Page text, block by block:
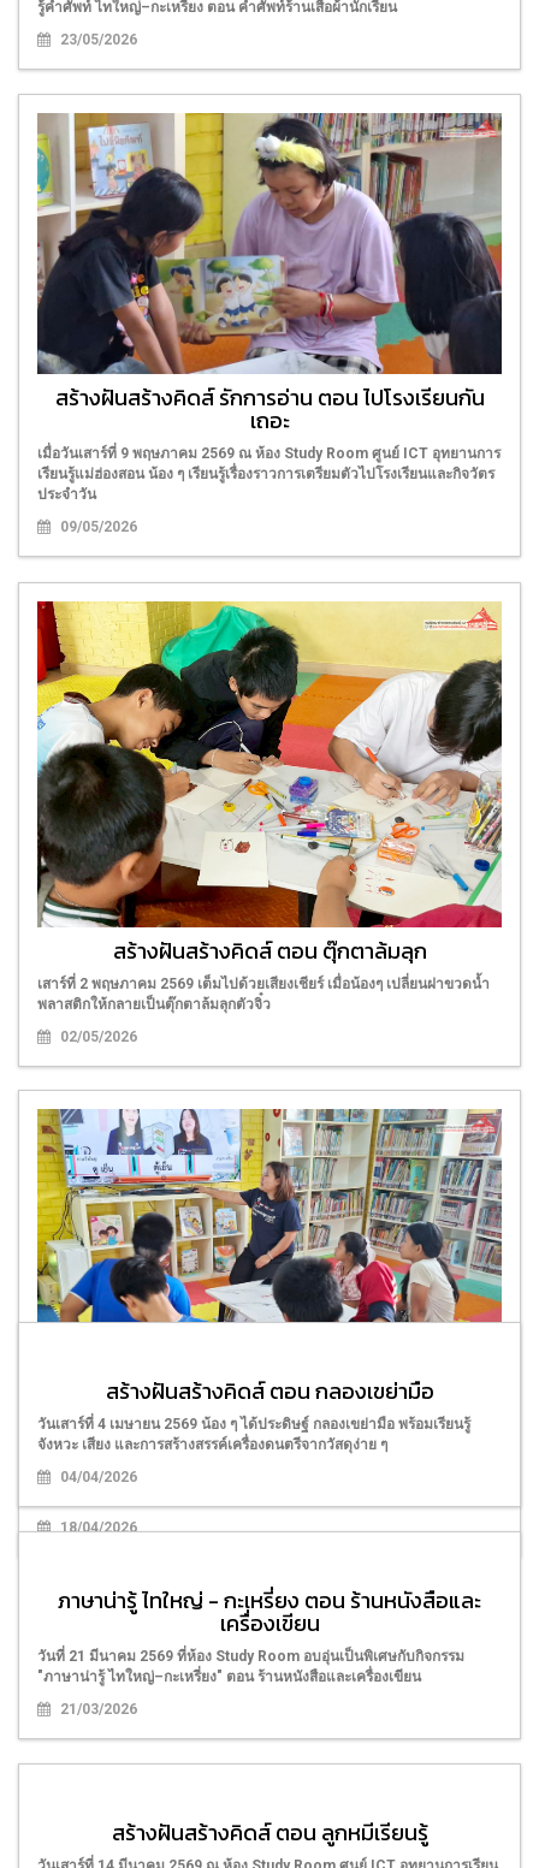
รู้คำศัพท์ ไทใหญ่–กะเหรี่ยง ตอน คำศัพท์ร้านเสื้อผ้านักเรียน
23/05/2026
สร้างฝันสร้างคิดส์ รักการอ่าน ตอน ไปโรงเรียนกัน
เถอะ
เมื่อวันเสาร์ที่ 9 พฤษภาคม 2569 ณ ห้อง Study Room ศูนย์ ICT อุทยานการ
เรียนรู้แม่ฮ่องสอน น้อง ๆ เรียนรู้เรื่องราวการเตรียมตัวไปโรงเรียนและกิจวัตร
ประจำวัน
09/05/2026
สร้างฝันสร้างคิดส์ ตอน ตุ๊กตาล้มลุก
เสาร์ที่ 2 พฤษภาคม 2569 เต็มไปด้วยเสียงเชียร์ เมื่อน้องๆ เปลี่ยนฝาขวดน้ำ
พลาสติกให้กลายเป็นตุ๊กตาล้มลุกตัวจิ๋ว
02/05/2026
ภาษาน่ารู้ ไทใหญ่ - กะเหรี่ยง ตอน คำศัพท์จากร้านขาย
เครื่องใช้ไฟฟ้า
ในวันที่ 18 เมษายน 2569 ณ ห้อง Study Room กับกิจกรรม “ภาษาน่ารู้ ไท
18/04/2026
สร้างฝันสร้างคิดส์ ตอน กลองเขย่ามือ
วันเสาร์ที่ 4 เมษายน 2569 น้อง ๆ ได้ประดิษฐ์ กลองเขย่ามือ พร้อมเรียนรู้
จังหวะ เสียง และการสร้างสรรค์เครื่องดนตรีจากวัสดุง่าย ๆ
04/04/2026
ภาษาน่ารู้ ไทใหญ่ - กะเหรี่ยง ตอน ร้านหนังสือและ
เครื่องเขียน
วันที่ 21 มีนาคม 2569 ที่ห้อง Study Room อบอุ่นเป็นพิเศษกับกิจกรรม
"ภาษาน่ารู้ ไทใหญ่–กะเหรี่ยง" ตอน ร้านหนังสือและเครื่องเขียน
21/03/2026
สร้างฝันสร้างคิดส์ ตอน ลูกหมีเรียนรู้